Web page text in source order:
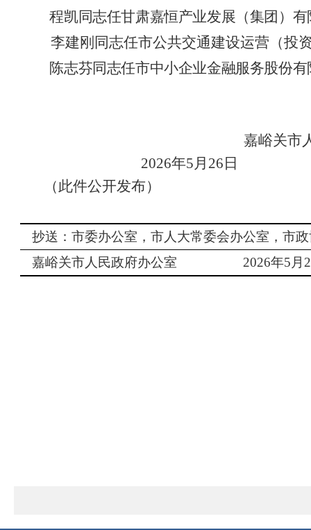
程凯同志任甘肃嘉恒产业发展（集团）
李建刚同志任市公共交通建设运营（投
陈志芬同志任市中小企业金融服务股份
嘉峪关市
2026年5月 26 日
（此件公开发布）
抄送：市委办公室，市人大常委会办公室，市
嘉峪关市人民政府办公室 2026年5 月